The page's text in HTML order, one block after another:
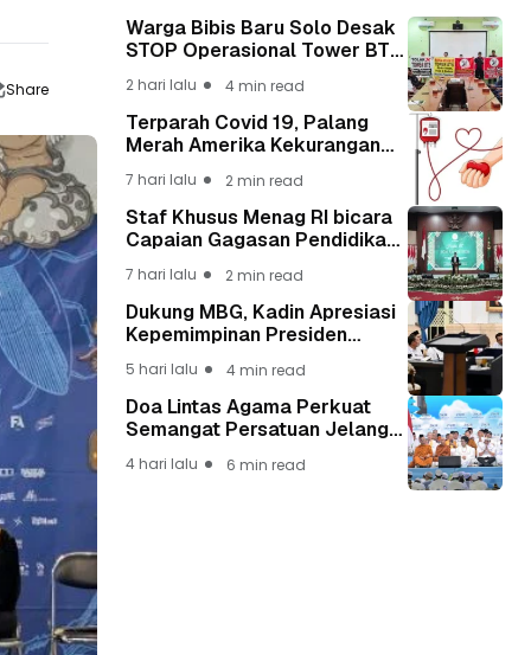
Share
Warga Bibis Baru Solo Desak
STOP Operasional Tower BTS,
Keselamatan Warga Lebih
Berharga
2 hari lalu 4 min read
Terparah Covid 19, Palang
Merah Amerika Kekurangan
7 hari lalu 2 min read
Staf Khusus Menag RI bicara
Capaian Gagasan Pendidikan
Madrasah
7 hari lalu 2 min read
Dukung MBG, Kadin Apresiasi
Kepemimpinan Presiden
5 hari lalu 4 min read
Doa Lintas Agama Perkuat
Semangat Persatuan Jelang
4 hari lalu 6 min read